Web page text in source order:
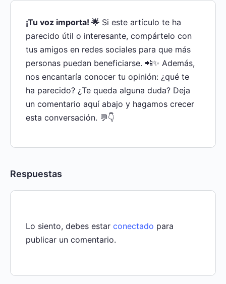
¡Tu voz importa! 🌟 Si este artículo te ha
parecido útil o interesante, compártelo con
tus amigos en redes sociales para que más
personas puedan beneficiarse. 📲✨ Además,
nos encantaría conocer tu opinión: ¿qué te
ha parecido? ¿Te queda alguna duda? Deja
un comentario aquí abajo y hagamos crecer
esta conversación. 💬👇
Respuestas
Lo siento, debes estar conectado para
publicar un comentario.